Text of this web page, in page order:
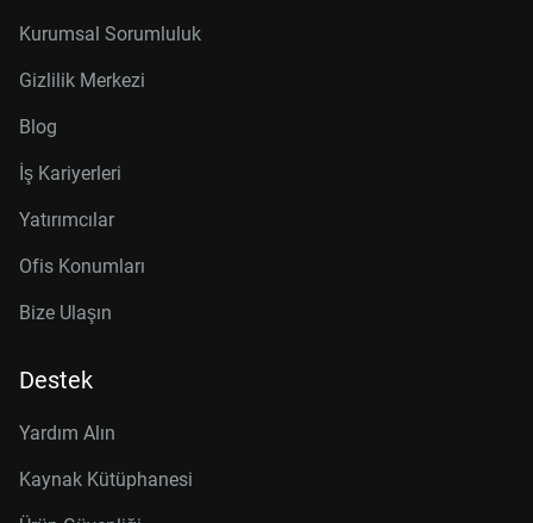
Kurumsal Sorumluluk
Gizlilik Merkezi
Blog
İş Kariyerleri
Yatırımcılar
Ofis Konumları
Bize Ulaşın
Destek
Yardım Alın
Kaynak Kütüphanesi